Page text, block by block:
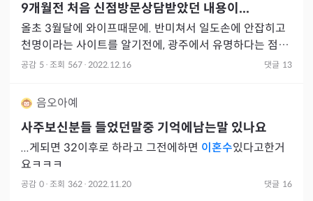
9개월전 처음 신점방문상담받았던 내용이...
올초 3월달에 와이프때문에. 반미쳐서 일도손에 안잡히고
천명이라는 사이트를 알기전에, 광주에서 유명하다는 점집
네이버로 검색해서 찾아가서. 상담받았는데, 그당시에는 내
공감 5 · 조회 567 · 2022.12.16 댓글 13
음오아예
사주보신분들 들었던말중 기억에남는말 있나요
...게되면 32이후로 하라고 그전에하면 이혼수있다고한거
요ㅋㅋㅋ
공감 0 · 조회 362 · 2022.11.20 댓글 16